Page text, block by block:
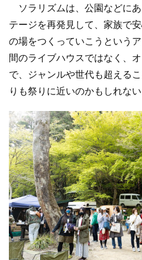
ソラリズムは、公園などに
テージを再発見して、家族で
の場をつくっていこうという
間のライブハウスではなく、
で、ジャンルや世代も超える
りも祭りに近いのかもしれない